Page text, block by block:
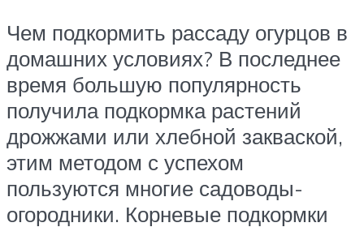
Чем подкормить рассаду огурцов в
домашних условиях? В последнее
время большую популярность
получила подкормка растений
дрожжами или хлебной закваской,
этим методом с успехом
пользуются многие садоводы-
огородники. Корневые подкормки